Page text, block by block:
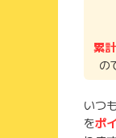
累
の
いつ
をポ